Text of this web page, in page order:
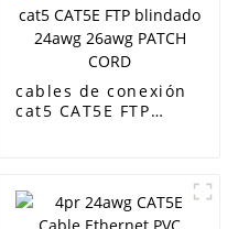
cables de conexión
cat5 CAT5E FTP